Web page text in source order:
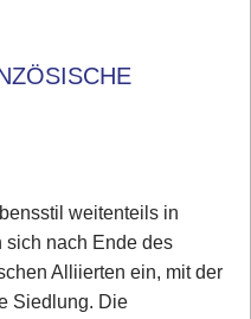
weitenteils in
nach Ende des
Alliierten ein, mit der
Siedlung. Die